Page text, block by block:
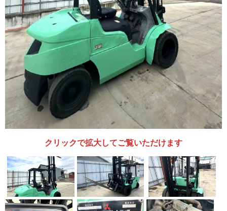
クリックで拡大してご覧いただけます